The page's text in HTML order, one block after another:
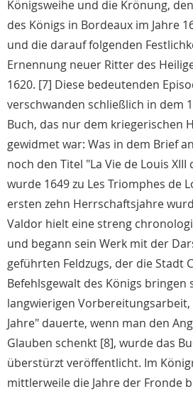
Königsweihe und die Krönung,
des Königs in Bordeaux im Jahre
und die darauf folgenden
Ernennung neuer Ritter des
1620. [7] Diese bedeutenden
verschwanden schließlich in dem
Buch, das nur dem kriegerischen
gewidmet war: Was in dem Brief
noch den Titel "La Vie de Louis XIII
wurde 1649 zu Les Triomphes de
ersten zehn Herrschaftsjahre
Valdor hielt eine streng
und begann sein Werk mit der
geführten Feldzugs, der die Stadt
Befehlsgewalt des Königs bringen
langwierigen Vorbereitungsarbeit,
Jahre" dauerte, wenn man den
Glauben schenkt [8], wurde das
überstürzt veröffentlicht. Im
mittlerweile die Jahre der Fronde